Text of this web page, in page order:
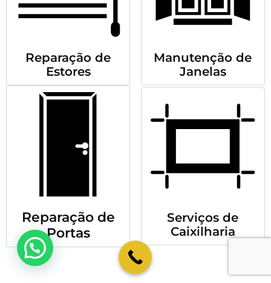
Reparação de
Estores
Manutenção de
Janelas
Reparação de
Portas
Serviços de
Caixilharia
💬 Como podemos ajudar?